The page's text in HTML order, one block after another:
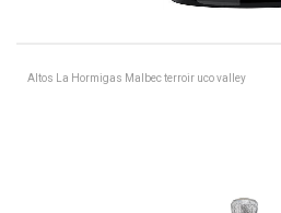
Altos La Hormigas Malbec terroir uco valley